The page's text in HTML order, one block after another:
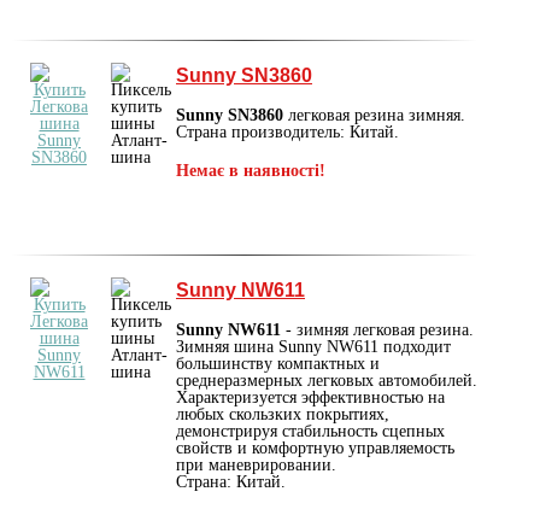
Sunny SN3860
Sunny SN3860 легковая резина зимняя.
Страна производитель: Китай.
Немає в наявності!
Sunny NW611
Sunny NW611 - зимняя легковая резина.
Зимняя шина Sunny NW611 подходит
большинству компактных и
среднеразмерных легковых автомобилей.
Характеризуется эффективностью на
любых скользких покрытиях,
демонстрируя стабильность сцепных
свойств и комфортную управляемость
при маневрировании.
Страна: Китай.